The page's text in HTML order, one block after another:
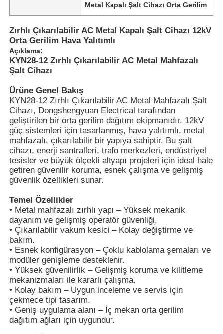
Metal Kapalı Şalt Cihazı Orta Gerilim
Zırhlı Çıkarılabilir AC Metal Kapalı Şalt Cihazı 12kV
Orta Gerilim Hava Yalıtımlı
Açıklama:
KYN28-12 Zırhlı Çıkarılabilir AC Metal Mahfazalı
Şalt Cihazı
Ürüne Genel Bakış
KYN28-12 Zırhlı Çıkarılabilir AC Metal Mahfazalı Şalt
Cihazı, Dongshengyuan Electrical tarafından
geliştirilen bir orta gerilim dağıtım ekipmanıdır. 12kV
güç sistemleri için tasarlanmış, hava yalıtımlı, metal
mahfazalı, çıkarılabilir bir yapıya sahiptir. Bu şalt
cihazı, enerji santralleri, trafo merkezleri, endüstriyel
tesisler ve büyük ölçekli altyapı projeleri için ideal hale
getiren güvenilir koruma, esnek çalışma ve gelişmiş
güvenlik özellikleri sunar.
Temel Özellikler
• Metal mahfazalı zırhlı yapı – Yüksek mekanik
dayanım ve gelişmiş operatör güvenliği.
• Çıkarılabilir vakum kesici – Kolay değiştirme ve
bakım.
• Esnek konfigürasyon – Çoklu kablolama şemaları ve
modüler genişleme desteklenir.
• Yüksek güvenilirlik – Gelişmiş koruma ve kilitleme
mekanizmaları ile kararlı çalışma.
• Kolay bakım – Uygun inceleme ve servis için
çekmece tipi tasarım.
• Geniş uygulama alanı – İç mekan orta gerilim
dağıtım ağları için uygundur.